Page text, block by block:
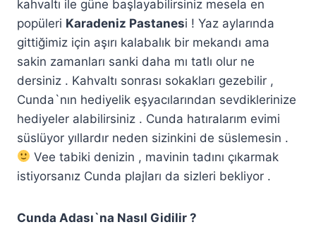
kahvaltı ile güne başlayabilirsiniz mesela en
popüleri Karadeniz Pastanesi ! Yaz aylarında
gittiğimiz için aşırı kalabalık bir mekandı ama
sakin zamanları sanki daha mı tatlı olur ne
dersiniz . Kahvaltı sonrası sokakları gezebilir ,
Cunda`nın hediyelik eşyacılarından sevdiklerinize
hediyeler alabilirsiniz . Cunda hatıralarım evimi
süslüyor yıllardır neden sizinkini de süslemesin .
Vee tabiki denizin , mavinin tadını çıkarmak
istiyorsanız Cunda plajları da sizleri bekliyor .
Cunda Adası`na Nasıl Gidilir ?